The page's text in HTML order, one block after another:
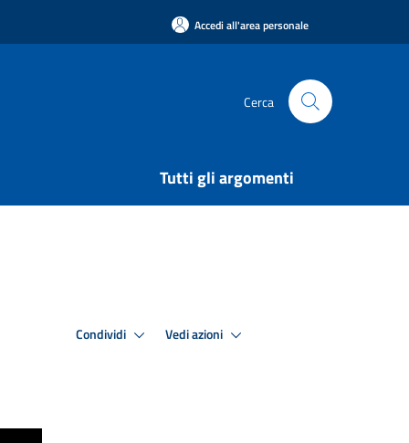
Accedi all'area personale
Cerca
Tutti gli argomenti
Condividi Vedi azioni